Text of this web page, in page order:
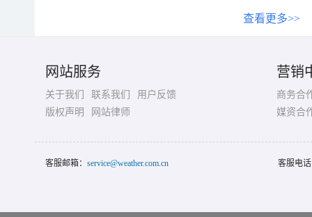
查看更多>>
网站服务
关于我们 联系我们
用户反馈
版权声明
网站律师
营销
商务合
媒资合
客服邮箱： service@weather.com.cn 客服电